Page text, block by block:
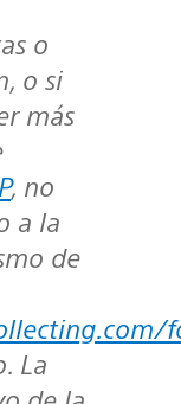
o si
más
, no
a la
de
La